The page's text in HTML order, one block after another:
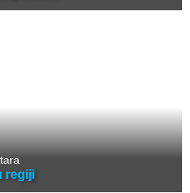
regiji